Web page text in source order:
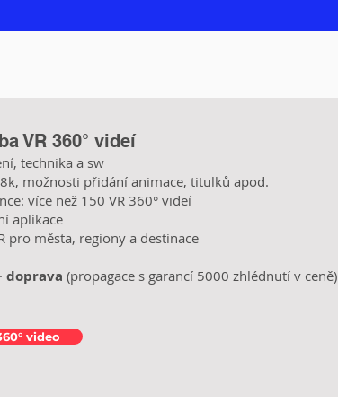
VR 360° videí
technika a sw
možnosti přidání animace, titulků apod.
více než 150 VR 360° videí
aplikace
pro města, regiony a destinace
doprava (propagace s garancí 5000 zhlédnutí v ceně)
video